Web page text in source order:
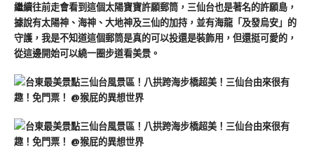
繼續往前走會看到這個太陽寶寶許願郵筒，三仙台也是著名的許願島，
據說有太陽神、海神、大地神及三仙的加持，並有海龍「及發烏安」的
守護，我是不知道這個郵筒是真的可以投還是裝飾用，但還挺可愛的，
從這邊開始可以繞一圈步道看美景。